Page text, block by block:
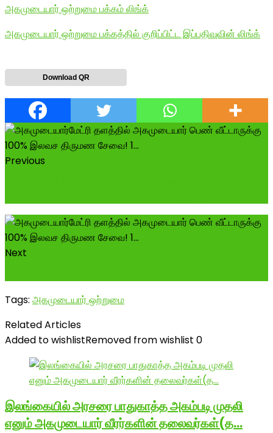
அகமுடையார் ஒற்றுமை பக்கம் லிங்க்
அகமுடையார் ஒற்றுமை பக்கத்தில் குறிப்பிட்ட இப்பதிவுவின் லிங்க்
Download QR
Previous
Next
Tags: அகமுடையார் ஒற்றுமை
Related Articles
Added to wishlistRemoved from wishlist 0
இலங்கையில் அரசரை பாதுகாத்த அகம்படி முதலி
எனும் அகமுடையார் வீரர்களின் தலைவர்கள்(த…